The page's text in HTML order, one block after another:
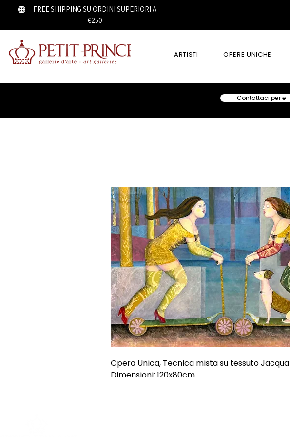
FREE SHIPPING SU ORDINI SUPERIORI A
€250
ARTISTI OPERE UNICHE
Contattaci per
Opera Unica, Tecnica mista su tessuto
Dimensioni: 120x80cm